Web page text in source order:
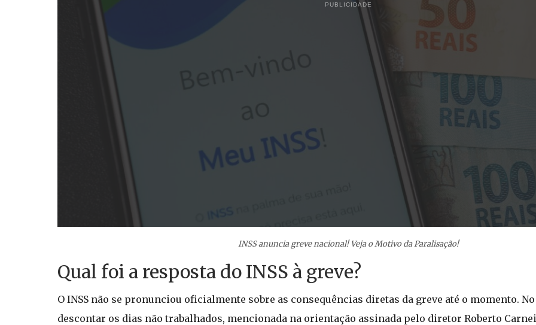
PUBLICIDADE
INSS anuncia greve nacional! Veja o Motivo da Paralisação!
Qual foi a resposta do INSS à greve?
O INSS não se pronunciou oficialmente sobre as consequências diretas da greve até o momento.
descontar os dias não trabalhados, mencionada na orientação assinada pelo diretor Roberto